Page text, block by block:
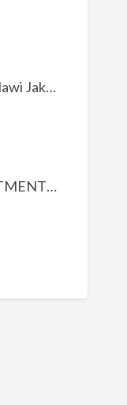
Kost MRT Haji Nawi Jakarta Selatan
SERVICE APARTMENT SOUTH RESIDENCE